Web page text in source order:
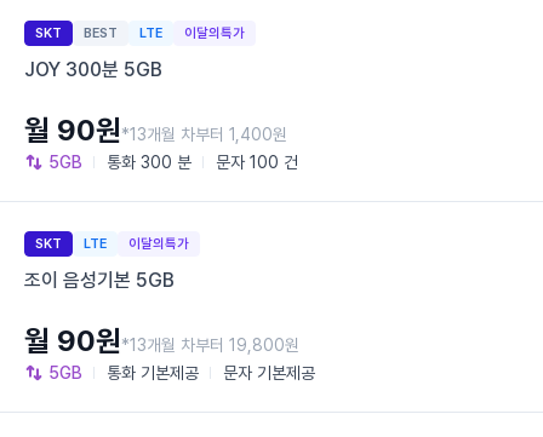
SKT BEST LTE 이달의특가
JOY 300분 5GB
5GB 통화 300 분 문자 100 건
월 90원*13개월 차부터 1,400원
SKT LTE 이달의특가
조이 음성기본 5GB
5GB 통화 기본제공 문자 기본제공
월 90원*13개월 차부터 19,800원